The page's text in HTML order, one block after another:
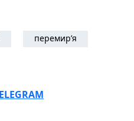
перемир’я